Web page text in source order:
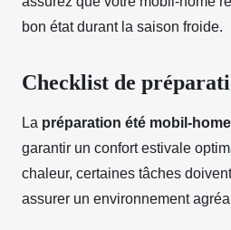
bon état durant la saison froide.
Checklist de
La préparation été mobil-home
garantir un confort estivale
chaleur, certaines tâches
assurer un environnement